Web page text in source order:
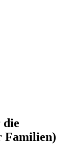
die
Familien)